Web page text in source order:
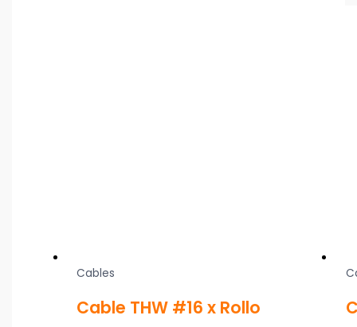
Cables
Cable THW #16 x Rollo